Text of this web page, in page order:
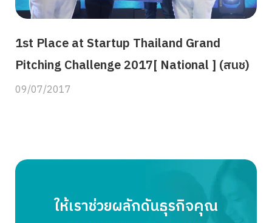
1st Place at Startup Thailand Grand
Pitching Challenge 2017[ National ] (สนช)
09/07/2017
ให้เราช่วยผลักดันธุรกิจคุณ